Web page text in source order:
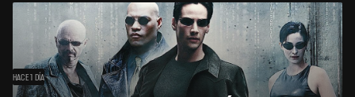
HACE 1 DÍA